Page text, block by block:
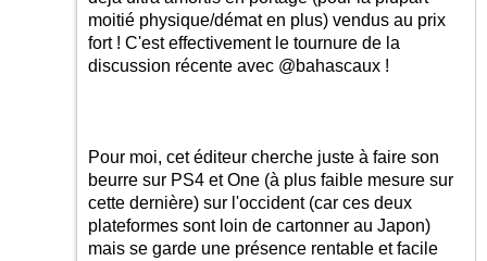
moitié physique/démat en plus) vendus au prix
fort ! C'est effectivement le tournure de la
discussion récente avec @bahascaux !
Pour moi, cet éditeur cherche juste à faire son
beurre sur PS4 et One (à plus faible mesure sur
cette dernière) sur l'occident (car ces deux
plateformes sont loin de cartonner au Japon)
mais se garde une présence rentable et facile